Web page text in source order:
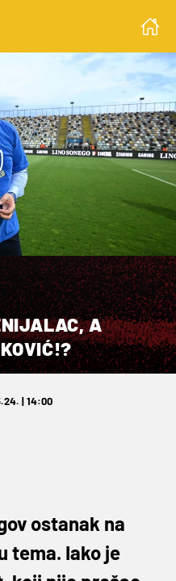
A
| 14:00
ostanak na
tema. Iako je